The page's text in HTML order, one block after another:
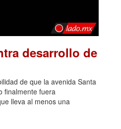
desarrollo de
de que la avenida Santa
finalmente fuera
lleva al menos una